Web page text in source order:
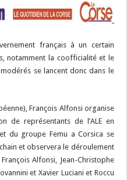
français à un certain
notamment la coofficialité et le
se lancent donc dans le
François Alfonsi organise
de représentants de l’ALE en
du groupe Femu a Corsica se
et observera le déroulement
Alfonsi, Jean-Christophe
et Xavier Luciani et Roccu